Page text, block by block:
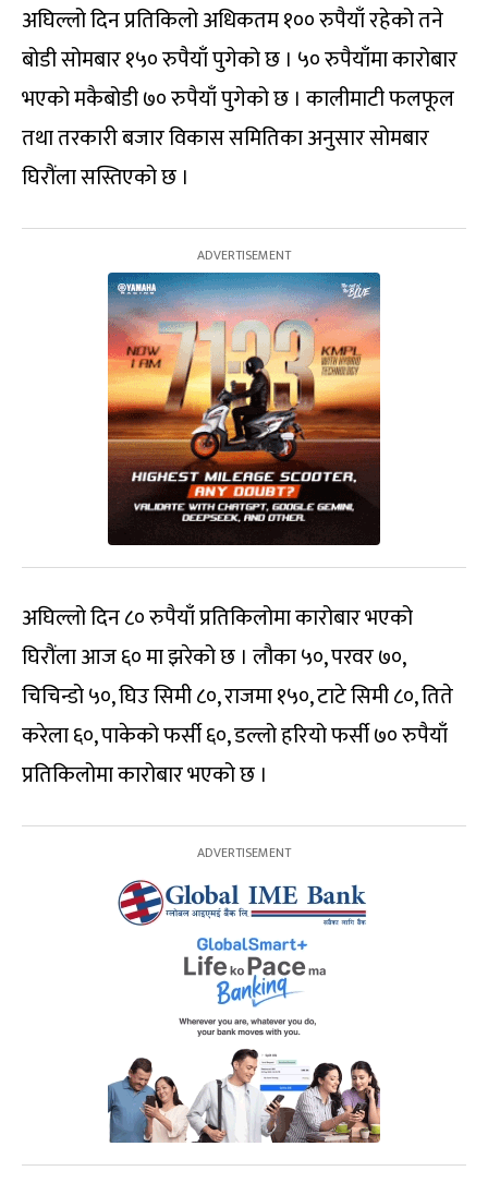
अघिल्लो दिन प्रतिकिलो अधिकतम १०० रुपैयाँ रहेको तने
बोडी सोमबार १५० रुपैयाँ पुगेको छ । ५० रुपैयाँमा कारोबार
भएको मकैबोडी ७० रुपैयाँ पुगेको छ । कालीमाटी फलफूल
तथा तरकारी बजार विकास समितिका अनुसार सोमबार
घिरौंला सस्तिएको छ ।
अघिल्लो दिन ८० रुपैयाँ प्रतिकिलोमा कारोबार भएको
घिरौंला आज ६० मा झरेको छ । लौका ५०, परवर ७०,
चिचिन्डो ५०, घिउ सिमी ८०, राजमा १५०, टाटे सिमी ८०, तिते
करेला ६०, पाकेको फर्सी ६०, डल्लो हरियो फर्सी ७० रुपैयाँ
प्रतिकिलोमा कारोबार भएको छ ।